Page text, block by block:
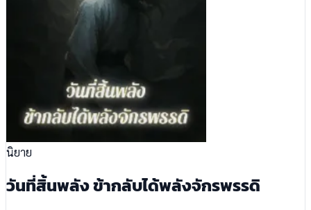
นิยาย
วันที่สิ้นพลัง ข้ากลับได้พลังจักรพรรดิ